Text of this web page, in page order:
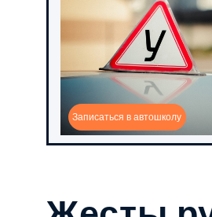
Записаться в автошколу